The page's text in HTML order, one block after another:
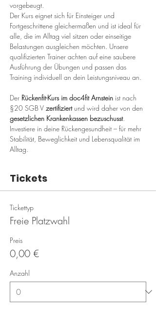
vorgebeugt.
Der Kurs eignet sich für Einsteiger und
Fortgeschrittene gleichermaßen und ist ideal für
alle, die im Alltag viel sitzen oder einseitige
Belastungen ausgleichen möchten. Unsere
qualifizierten Trainer achten auf eine saubere
Ausführung der Übungen und passen das
Training individuell an dein Leistungsniveau an.
Der Rückenfit-Kurs im doc4fit Arnstein ist nach
§20 SGB V zertifiziert und wird daher von den
gesetzlichen Krankenkassen bezuschusst.
Investiere in deine Rückengesundheit – für mehr
Stabilität, Beweglichkeit und Lebensqualität im
Alltag.
Tickets
Tickettyp
Freie Platzwahl
Preis
0,00 €
Anzahl